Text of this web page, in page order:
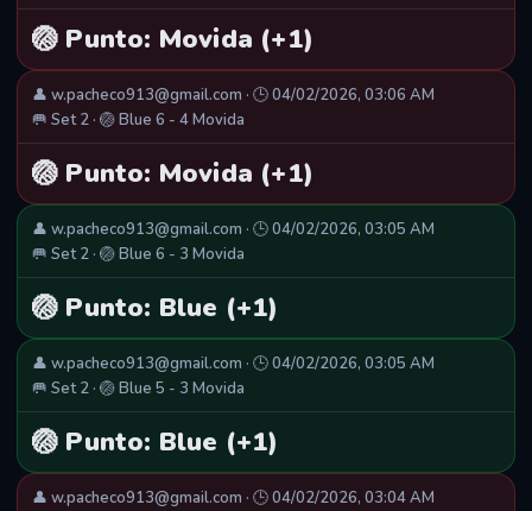
🏐 Punto: Movida (+1)
👤 w.pacheco913@gmail.com · 🕒 04/02/2026, 03:06 AM
🥅 Set 2 · 🏐 Blue 6 - 4 Movida
🏐 Punto: Movida (+1)
👤 w.pacheco913@gmail.com · 🕒 04/02/2026, 03:05 AM
🥅 Set 2 · 🏐 Blue 6 - 3 Movida
🏐 Punto: Blue (+1)
👤 w.pacheco913@gmail.com · 🕒 04/02/2026, 03:05 AM
🥅 Set 2 · 🏐 Blue 5 - 3 Movida
🏐 Punto: Blue (+1)
👤 w.pacheco913@gmail.com · 🕒 04/02/2026, 03:04 AM